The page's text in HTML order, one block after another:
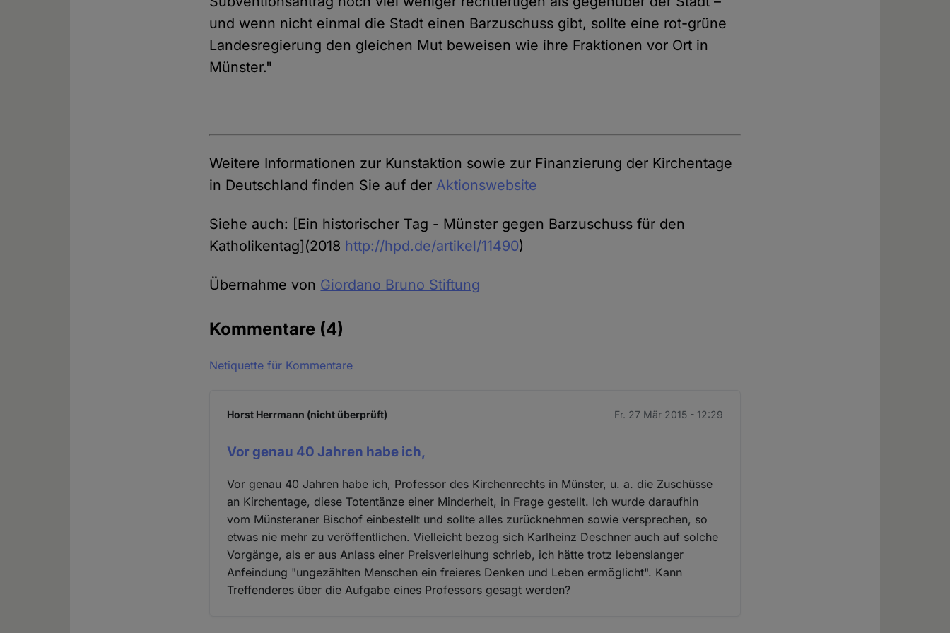
und wenn nicht einmal die Stadt einen Barzuschuss gibt, sollte eine rot-grüne
Landesregierung den gleichen Mut beweisen wie ihre Fraktionen vor Ort in
Münster."
Weitere Informationen zur Kunstaktion sowie zur Finanzierung der Kirchentage
in Deutschland finden Sie auf derAktionswebsite
Siehe auch: [Ein historischer Tag - Münster gegen Barzuschuss für den
Katholikentag](2018 http://hpd.de/artikel/11490)
Übernahme von Giordano Bruno Stiftung
Kommentare (4)
Netiquette für Kommentare
Horst Herrmann (nicht überprüft) Fr. 27 Mär 2015 - 12:29
Vor genau 40 Jahren habe ich,
Vor genau 40 Jahren habe ich, Professor des Kirchenrechts in Münster, u. a. die Zuschüsse
an Kirchentage, diese Totentänze einer Minderheit, in Frage gestellt. Ich wurde daraufhin
vom Münsteraner Bischof einbestellt und sollte alles zurücknehmen sowie versprechen, so
etwas nie mehr zu veröffentlichen. Vielleicht bezog sich Karlheinz Deschner auch auf solche
Vorgänge, als er aus Anlass einer Preisverleihung schrieb, ich hätte trotz lebenslanger
Anfeindung "ungezählten Menschen ein freieres Denken und Leben ermöglicht". Kann
Treffenderes über die Aufgabe eines Professors gesagt werden?